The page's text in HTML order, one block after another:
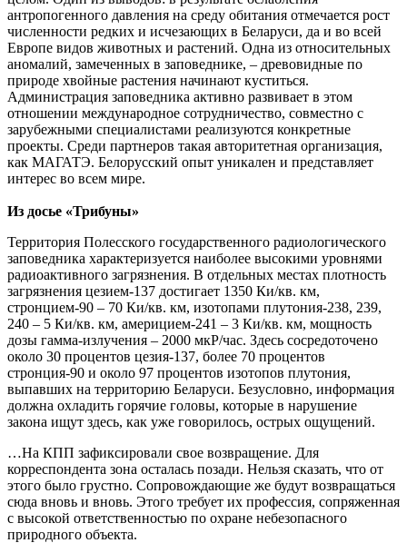
антропогенного давления на среду обитания отмечается рост
численности редких и исчезающих в Беларуси, да и во всей
Европе видов животных и растений. Одна из относительных
аномалий, замеченных в заповеднике, – древовидные по
природе хвойные растения начинают куститься.
Администрация заповедника активно развивает в этом
отношении международное сотрудничество, совместно с
зарубежными специалистами реализуются конкретные
проекты. Среди партнеров такая авторитетная организация,
как МАГАТЭ. Белорусский опыт уникален и представляет
интерес во всем мире.
Из досье «Трибуны»
Территория Полесского государственного радиологического
заповедника характеризуется наиболее высокими уровнями
радиоактивного загрязнения. В отдельных местах плотность
загрязнения цезием-137 достигает 1350 Ки/кв. км,
стронцием-90 – 70 Ки/кв. км, изотопами плутония-238, 239,
240 – 5 Ки/кв. км, америцием-241 – 3 Ки/кв. км, мощность
дозы гамма-излучения – 2000 мкР/час. Здесь сосредоточено
около 30 процентов цезия-137, более 70 процентов
стронция-90 и около 97 процентов изотопов плутония,
выпавших на территорию Беларуси. Безусловно, информация
должна охладить горячие головы, которые в нарушение
закона ищут здесь, как уже говорилось, острых ощущений.
…На КПП зафиксировали свое возвращение. Для
корреспондента зона осталась позади. Нельзя сказать, что от
этого было грустно. Сопровождающие же будут возвращаться
сюда вновь и вновь. Этого требует их профессия, сопряженная
с высокой ответственностью по охране небезопасного
природного объекта.